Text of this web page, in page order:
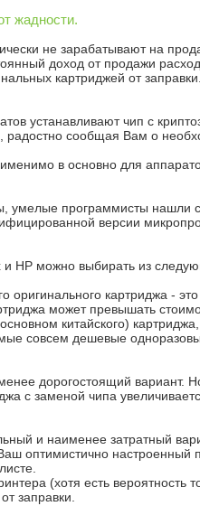
жадности.
не зарабатывают на
доход от продажи
картриджей от
устанавливают чип с
радостно сообщая Вам о
в основно для
умелые программисты нашли
версии
HP можно выбирать из
оригинального картриджа -
может превышать
китайского)
совсем дешевые
дорогостоящий вариант.
с заменой чипа
и наименее затратный
оптимистично настроенный
(хотя есть вероятность
заправки.